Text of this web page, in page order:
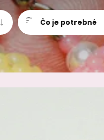
Čo je potrebné